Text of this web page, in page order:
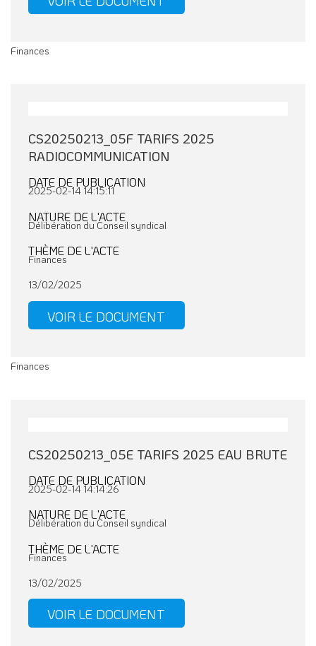
Finances
CS20250213_05F TARIFS 2025
RADIOCOMMUNICATION
DATE DE PUBLICATION
2025-02-14 14:15:11
NATURE DE L'ACTE
Délibération du Conseil syndical
THÈME DE L'ACTE
Finances
13/02/2025
VOIR LE DOCUMENT
Finances
CS20250213_05E TARIFS 2025 EAU BRUTE
DATE DE PUBLICATION
2025-02-14 14:14:26
NATURE DE L'ACTE
Délibération du Conseil syndical
THÈME DE L'ACTE
Finances
13/02/2025
VOIR LE DOCUMENT